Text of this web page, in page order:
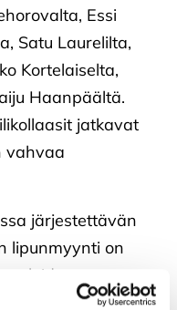
Essi
Satu Laurelilta,
Kortelaiselta,
Haanpäältä.
jatkavat
vahvaa
järjestettävän
lipunmyynti on
soittokunta